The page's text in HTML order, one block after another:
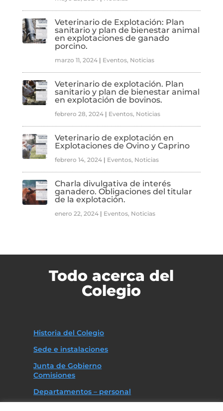
Veterinario de Explotación: Plan
sanitario y plan de bienestar animal
en explotaciones de ganado
porcino.
marzo 11, 2024| Eventos, Noticias
Veterinario de explotación. Plan
sanitario y plan de bienestar animal
en explotación de bovinos.
febrero 28, 2024| Eventos, Noticias
Veterinario de explotación en
Explotaciones de Ovino y Caprino
febrero 14, 2024| Eventos, Noticias
Charla divulgativa de interés
ganadero. Obligaciones del titular
de la explotación.
enero 22, 2024| Eventos, Noticias
Todo acerca del
Colegio
Historia del Colegio
Sede e instalaciones
Junta de Gobierno
Comisiones
Departamentos – personal